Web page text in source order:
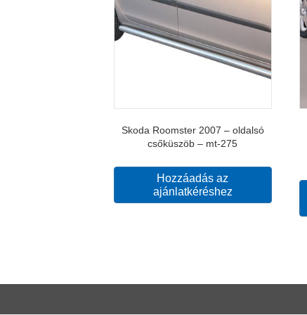
Skoda Roomster 2007 – oldalsó
csőküszöb – mt-275
Hozzáadás az
ajánlatkéréshez